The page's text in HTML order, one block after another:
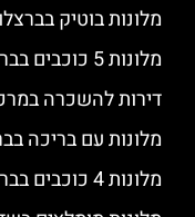
מלונות בוטיק
מלונות 5 כוכבים בברצלונה – בתי מלון יוקרתיים
דירות להשכרה
מלונות עם בריכה
מלונות 4 כוכבים בברצלונה